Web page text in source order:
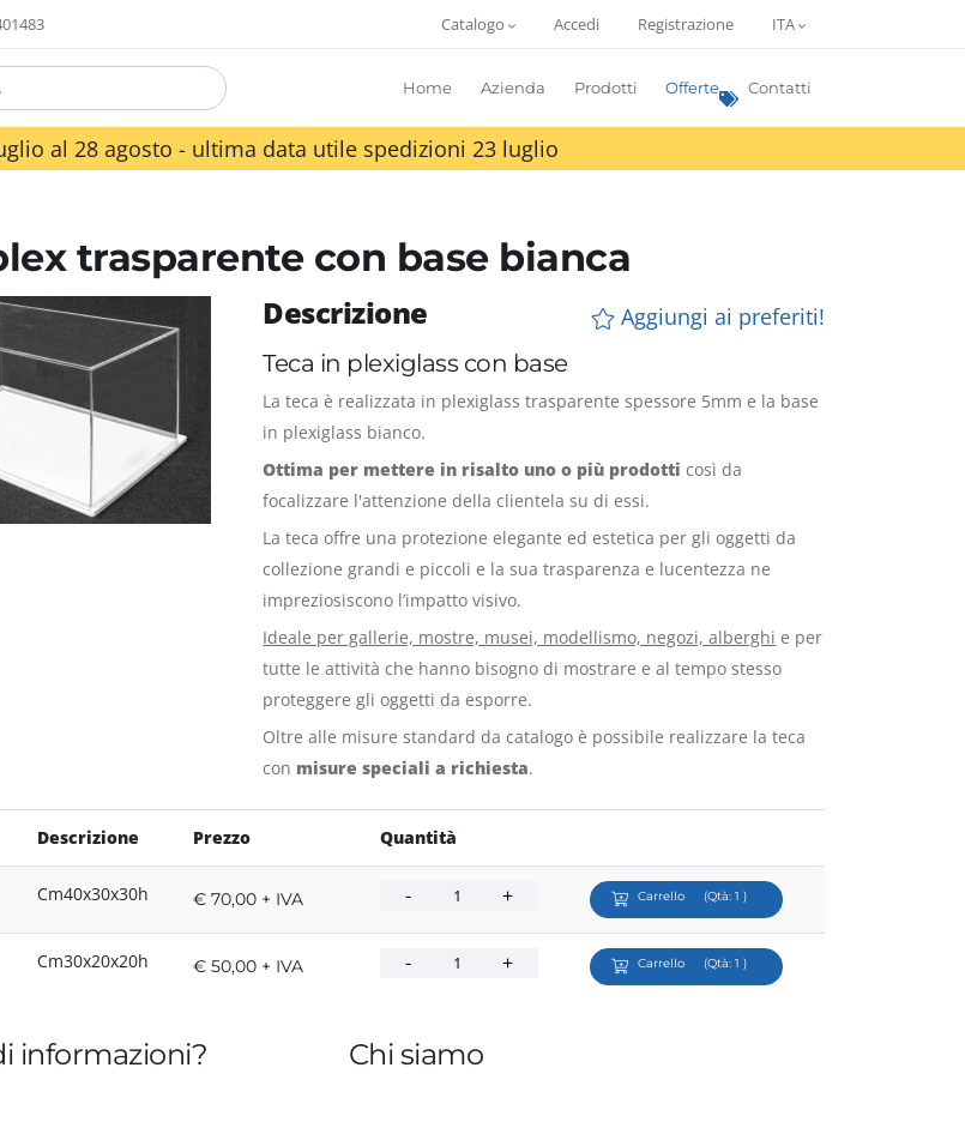
Catalogo Accedi Registrazione ITA
Home Azienda Prodotti Offerte Contatti
al 28 agosto - ultima data utile spedizioni 23 luglio
trasparente con base bianca
Descrizione
Aggiungi ai preferiti!
Teca in plexiglass con base
La teca è realizzata in plexiglass trasparente spessore 5mm e la base
in plexiglass bianco.
Ottima per mettere in risalto uno o più prodotti così da
focalizzare l'attenzione della clientela su di essi.
La teca offre una protezione elegante ed estetica per gli oggetti da
collezione grandi e piccoli e la sua trasparenza e lucentezza ne
impreziosiscono l’impatto visivo.
Ideale per gallerie, mostre, musei, modellismo, negozi, alberghi e per
tutte le attività che hanno bisogno di mostrare e al tempo stesso
proteggere gli oggetti da esporre.
Oltre alle misure standard da catalogo è possibile realizzare la teca
con misure speciali a richiesta.
Descrizione Prezzo Quantità
Cm40x30x30h € 70,00 + IVA Carrello (Qtà:1 )
Cm30x20x20h € 50,00 + IVA Carrello (Qtà:1 )
informazioni?
Chi siamo